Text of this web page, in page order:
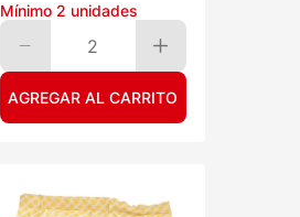
Mínimo 2 unidades
2
AGREGAR AL CARRITO